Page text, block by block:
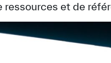
ressources et de